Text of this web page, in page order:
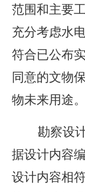
范围和主要
充分考虑水
符合已公布
同意的文物
物未来用途。
勘察设计
据设计内容
设计内容相